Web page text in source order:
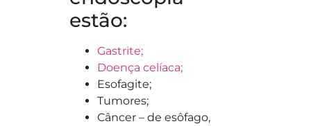
estão:
Gastrite;
Doença celíaca;
Esofagite;
Tumores;
Câncer – de esôfago,